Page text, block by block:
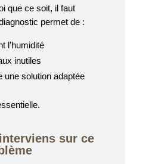
que ce soit, il faut
permet de :
l’humidité
inutiles
une solution adaptée
sur ce